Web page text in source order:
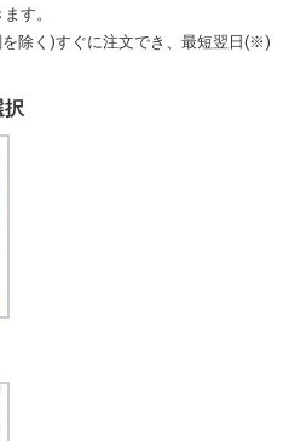
す。
除く)すぐに注文でき、最短翌日(※)